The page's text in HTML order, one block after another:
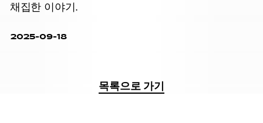
채집한 이야기.
2025-09-18
목록으로 가기